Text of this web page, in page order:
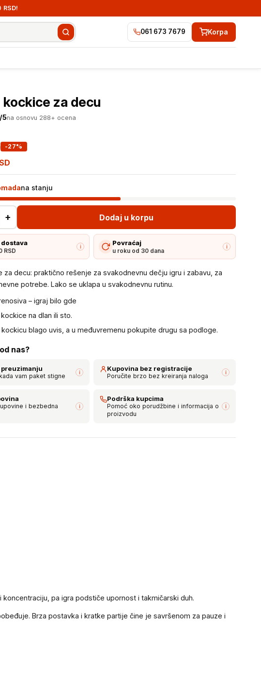
061 673 7679 Korpa
kockice za decu
5na osnovu 288+ ocena
-27%
na stanju
+ Dodaj u korpu
RSD
i
Povraćaj
u roku od 30 dana
i
za decu: praktično rešenje za svakodnevnu dečju igru i zabavu, za
potrebe. Lako se uklapa u svakodnevnu rutinu.
– igraj bilo gde
na dlan ili sto.
blago uvis, a u međuvremenu pokupite drugu sa podloge.
nas?
vam paket stigne i Kupovina bez registracije
Poručite brzo bez kreiranja naloga i
i bezbedna
i
Podrška kupcima
Pomoć oko porudžbine i informacija o
proizvodu
i
729 RSD Dodaj u korpu
pa igra podstiče upornost i takmičarski duh.
Brza postavka i kratke partije čine je savršenom za pauze i